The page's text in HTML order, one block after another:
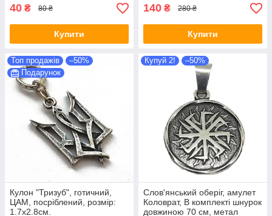
40 ₴ 80 ₴
Купити
140 ₴ 280 ₴
Купити
Топ продажів
–50%
Подарунок
Кулон "Тризуб", готичний,
ЦАМ, посріблений, розмір:
1.7х2.8см.
Купуй 2! –50%
Слов'янський оберіг, амулет
Коловрат, В комплекті шнурок
довжиною 70 см, метал